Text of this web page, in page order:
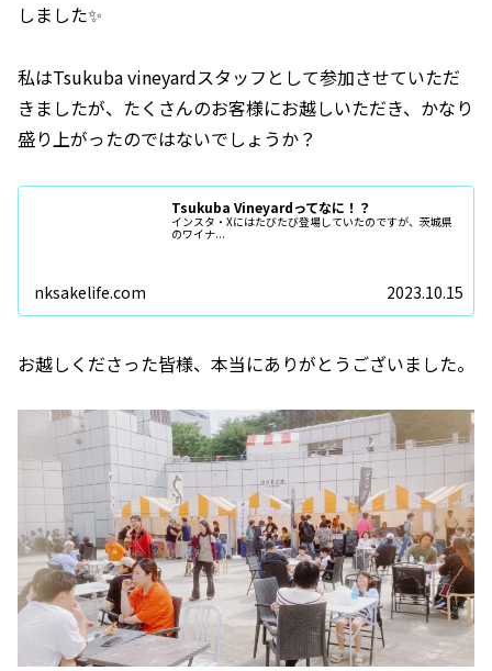
しました✨
私はTsukuba vineyardスタッフとして参加させていただ
きましたが、たくさんのお客様にお越しいただき、かなり
盛り上がったのではないでしょうか？
Tsukuba Vineyardってなに！？
インスタ・Xにはたびたび登場していたのですが、茨城県
のワイナ...
nksakelife.com 2023.10.15
お越しくださった皆様、本当にありがとうございました。